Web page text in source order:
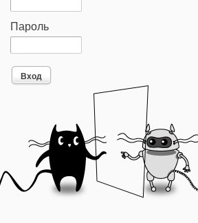
Пароль
Вход